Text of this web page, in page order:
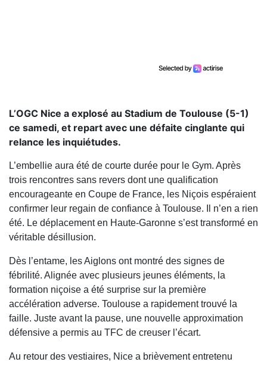
L’OGC Nice a explosé au Stadium de Toulouse (5-1)
ce samedi, et repart avec une défaite cinglante qui
relance les inquiétudes.
L’embellie aura été de courte durée pour le Gym. Après
trois rencontres sans revers dont une qualification
encourageante en Coupe de France, les Niçois espéraient
confirmer leur regain de confiance à Toulouse. Il n’en a rien
été. Le déplacement en Haute-Garonne s’est transformé en
véritable désillusion.
Dès l’entame, les Aiglons ont montré des signes de
fébrilité. Alignée avec plusieurs jeunes éléments, la
formation niçoise a été surprise sur la première
accélération adverse. Toulouse a rapidement trouvé la
faille. Juste avant la pause, une nouvelle approximation
défensive a permis au TFC de creuser l’écart.
Au retour des vestiaires, Nice a brièvement entretenu